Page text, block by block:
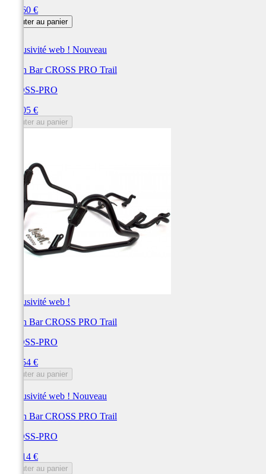
273,60 €
Ajouter au panier
Exclusivité web ! Nouveau
Crash Bar CROSS PRO Trail
CROSS-PRO
272,05 €
Ajouter au panier
Exclusivité web !
Crash Bar CROSS PRO Trail
CROSS-PRO
271,54 €
Ajouter au panier
Exclusivité web ! Nouveau
Crash Bar CROSS PRO Trail
CROSS-PRO
264,14 €
Ajouter au panier